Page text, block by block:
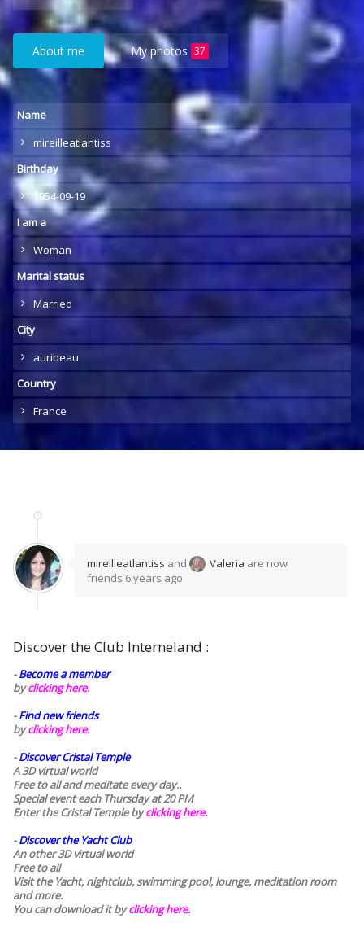
About me My photos 37
Name
mireilleatlantiss
Birthday
1954-09-19
I am a
Woman
Marital status
Married
City
auribeau
Country
France
mireilleatlantiss and Valeria are now
friends 6 years ago
Discover the Club Interneland :
-Become a member
byclicking here.
-Find new friends
byclicking here.
-Discover Cristal Temple
A 3D virtual world
Free to all and meditate every day..
Special event each Thursday at 20 PM
Enter the Cristal Temple byclicking here.
-Discover the Yacht Club
An other 3D virtual world
Free to all
Visit the Yacht, nightclub, swimming pool, lounge, meditation room
and more.
You can download it byclicking here.